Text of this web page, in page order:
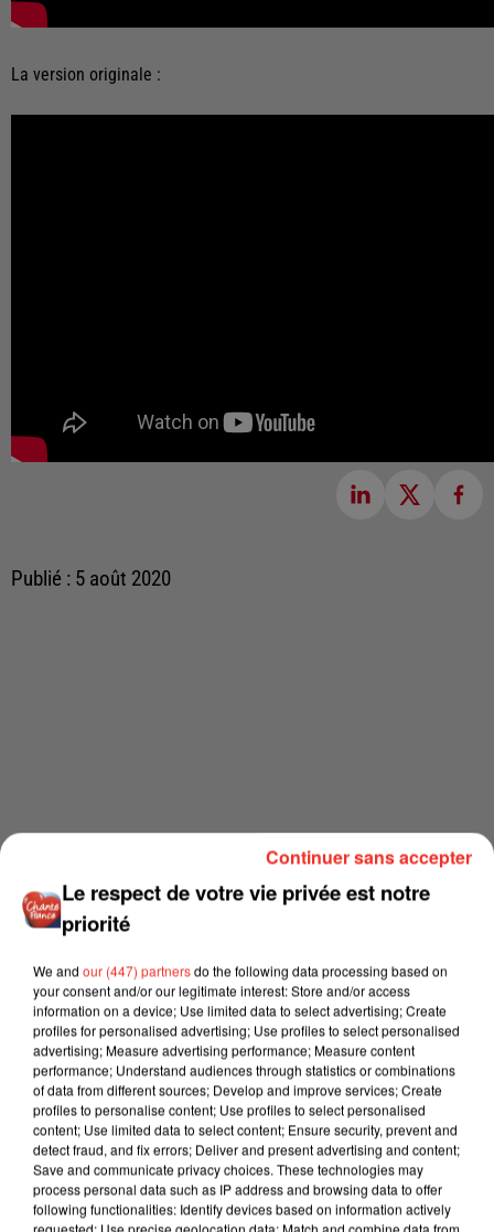
La version originale :
Publié : 5 août 2020
Le respect de votre vie privée est notre
priorité
We and our (447) partnersdo the following data processing based on
your consent and/or our legitimate interest: Store and/or access
information on a device; Use limited data to select advertising; Create
profiles for personalised advertising; Use profiles to select personalised
advertising; Measure advertising performance; Measure content
performance; Understand audiences through statistics or combinations
of data from different sources; Develop and improve services; Create
profiles to personalise content; Use profiles to select personalised
content; Use limited data to select content; Ensure security, prevent and
detect fraud, and fix errors; Deliver and present advertising and content;
Save and communicate privacy choices. These technologies may
process personal data such as IP address and browsing data to offer
following functionalities: Identify devices based on information actively
requested; Use precise geolocation data; Match and combine data from
Continuer sans accepter